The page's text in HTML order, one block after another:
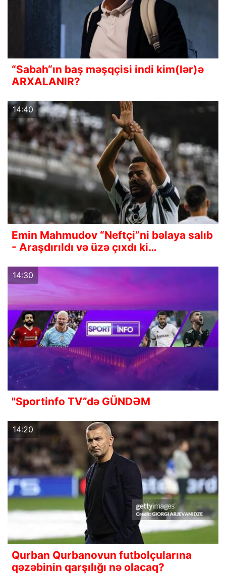
“Sabah“ın baş məşqçisi indi kim(lər)ə
ARXALANIR?
14:40
Emin Mahmudov “Neftçi”ni bəlaya salıb
- Araşdırıldı və üzə çıxdı ki…
14:30
"Sportinfo TV”də GÜNDƏM
14:20
Qurban Qurbanovun futbolçularına
qəzəbinin qarşılığı nə olacaq?